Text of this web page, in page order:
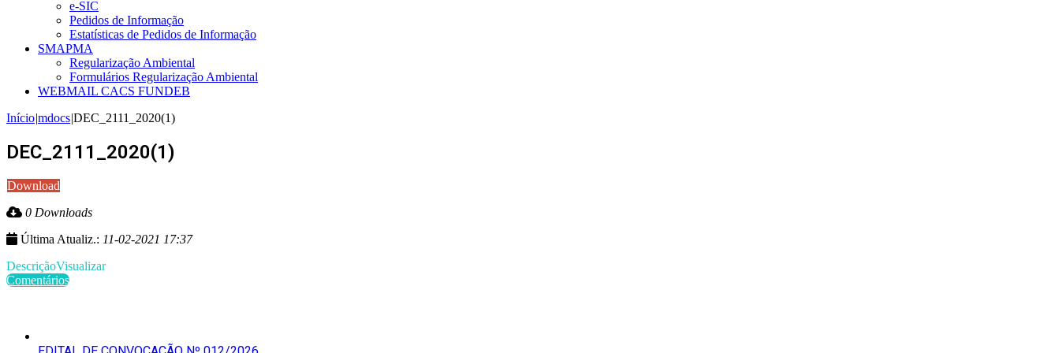
e-SIC
Pedidos de Informação
Estatísticas de Pedidos de Informação
SMAPMA
Regularização Ambiental
Formulários Regularização Ambiental
WEBMAIL CACS FUNDEB
Início|mdocs|DEC_2111_2020(1)
DEC_2111_2020(1)
Download
0 Downloads
Última Atualiz.: 11-02-2021 17:37
DescriçãoVisualizar
Comentários